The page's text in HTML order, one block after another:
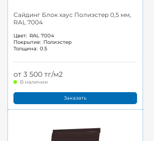
Сайдинг Блок хаус Полиэстер 0,5 мм,
RAL 7004
Цвет: RAL 7004
Покрытие: Полиэстер
Толщина: 0.5
от 3 500 тг/м2
В наличии
Заказать